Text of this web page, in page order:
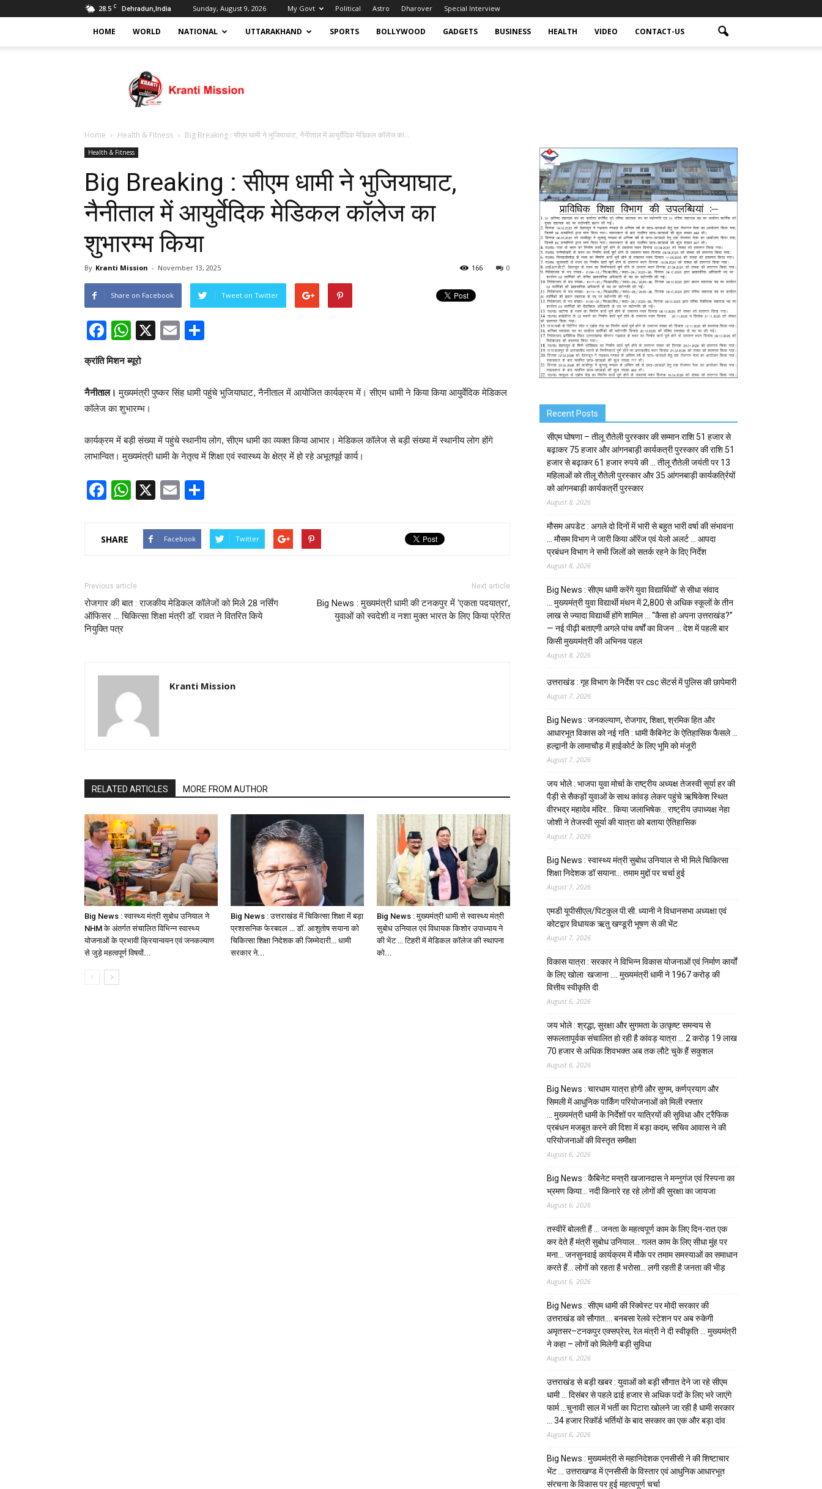
28.5 C Dehradun,India Sunday, August 9, 2026 My Govt Political Astro Dharover Special Interview
HOME WORLD NATIONAL UTTARAKHAND SPORTS BOLLYWOOD GADGETS BUSINESS HEALTH VIDEO CONTACT-US
mission
Home Health & Fitness Big Breaking : सीएम धामी ने भुजियाघाट, नैनीताल में आयुर्वेदिक मेडिकल कॉलेज का...
Health & Fitness
Big Breaking : सीएम धामी ने भुजियाघाट,
नैनीताल में आयुर्वेदिक मेडिकल कॉलेज का
शुभारम्भ किया
By Kranti Mission - November 13, 2025 0
166
Share on Facebook Tweet on Twitter
Facebook
WhatsApp
X Email
क्रांति मिशन ब्यूरो
नैनीताल। मुख्यमंत्री पुष्कर सिंह धामी पहुंचे भुजियाघाट, नैनीताल में आयोजित कार्यक्रम में। सीएम धामी ने किया किया आयुर्वेदिक मेडिकल
कॉलेज का शुभारम्भ।
कार्यक्रम में बड़ी संख्या में पहुंचे स्थानीय लोग, सीएम धामी का व्यक्त किया आभार। मेडिकल कॉलेज से बड़ी संख्या में स्थानीय लोग होंगे
लाभान्वित। मुख्यमंत्री धामी के नेतृत्व में शिक्षा एवं स्वास्थ्य के क्षेत्र में हो रहे अभूतपूर्व कार्य।
Facebook
WhatsApp
X Email
SHARE Facebook Twitter
Previous article
रोजगार की बात : राजकीय मेडिकल कॉलेजों को मिले 28 नर्सिंग
ऑफिसर … चिकित्सा शिक्षा मंत्री डॉ. रावत ने वितरित किये
नियुक्ति पत्र
Next article
Big News : मुख्यमंत्री धामी की टनकपुर में ‘एकता पदयात्रा’,
युवाओं को स्वदेशी व नशा मुक्त भारत के लिए किया प्रेरित
Kranti Mission
RELATED ARTICLES MORE FROM AUTHOR
Big News : स्वास्थ्य मंत्री सुबोध उनियाल ने
NHM के अंतर्गत संचालित विभिन्न स्वास्थ्य
योजनाओं के प्रभावी क्रियान्वयन एवं जनकल्याण
से जुड़े महत्वपूर्ण विषयों...
Big News : उत्तराखंड में चिकित्सा शिक्षा में बड़ा
प्रशासनिक फेरबदल … डॉ. आशुतोष सयाना को
चिकित्सा शिक्षा निदेशक की जिम्मेदारी… धामी
सरकार ने...
Big News : मुख्यमंत्री धामी से स्वास्थ्य मंत्री
सुबोध उनियाल एवं विधायक किशोर उपाध्याय ने
की भेंट … टिहरी में मेडिकल कॉलेज की स्थापना
को...
Recent Posts
सीएम घोषणा – तीलू रौतेली पुरस्कार की सम्मान राशि 51 हजार से
बढ़ाकर 75 हजार और आंगनबाड़ी कार्यकत्री पुरस्कार की राशि 51
हजार से बढ़ाकर 61 हजार रुपये की … तीलू रौतेली जयंती पर 13
महिलाओं को तीलू रौतेली पुरस्कार और 35 आंगनबाड़ी कार्यकर्त्रियों
को आंगनबाड़ी कार्यकर्त्री पुरस्कार
August 8, 2026
मौसम अपडेट : अगले दो दिनों में भारी से बहुत भारी वर्षा की संभावना
… मौसम विभाग ने जारी किया ऑरेंज एवं येलो अलर्ट … आपदा
प्रबंधन विभाग ने सभी जिलों को सतर्क रहने के दिए निर्देश
August 8, 2026
Big News : सीएम धामी करेंगे युवा विद्यार्थियों’ से सीधा संवाद
… मुख्यमंत्री युवा विद्यार्थी मंथन में 2,800 से अधिक स्कूलों के तीन
लाख से ज्यादा विद्यार्थी होंगे शामिल … “कैसा हो अपना उत्तराखंड?”
— नई पीढ़ी बताएगी अगले पांच वर्षों का विजन … देश में पहली बार
किसी मुख्यमंत्री की अभिनव पहल
August 8, 2026
उत्तराखंड : गृह विभाग के निर्देश पर csc सेंटर्स में पुलिस की छापेमारी
August 7, 2026
Big News : जनकल्याण, रोजगार, शिक्षा, श्रमिक हित और
आधारभूत विकास को नई गति : धामी कैबिनेट के ऐतिहासिक फैसले …
हल्द्वानी के लामाचौड़ में हाईकोर्ट के लिए भूमि को मंजूरी
August 7, 2026
जय भोले : भाजपा युवा मोर्चा के राष्ट्रीय अध्यक्ष तेजस्वी सूर्या हर की
पैड़ी से सैकड़ों युवाओं के साथ कांवड़ लेकर पहुंचे ऋषिकेश स्थित
वीरभद्र महादेव मंदिर… किया जलाभिषेक… राष्ट्रीय उपाध्यक्ष नेहा
जोशी ने तेजस्वी सूर्या की यात्रा को बताया ऐतिहासिक
August 7, 2026
Big News : स्वास्थ्य मंत्री सुबोध उनियाल से भी मिले चिकित्सा
शिक्षा निदेशक डॉ सयाना… तमाम मुद्दों पर चर्चा हुई
August 7, 2026
एमडी यूपीसीएल/पिटकुल पी.सी. ध्यानी ने विधानसभा अध्यक्षा एवं
कोटद्वार विधायक ऋतु खण्डूरी भूषण से की भेंट
August 7, 2026
विकास यात्रा : सरकार ने विभिन्न विकास योजनाओं एवं निर्माण कार्यों
के लिए खोला खजाना …. मुख्यमंत्री धामी ने ₹1967 करोड़ की
वित्तीय स्वीकृति दी
August 6, 2026
जय भोले : श्रद्धा, सुरक्षा और सुगमता के उत्कृष्ट समन्वय से
सफलतापूर्वक संचालित हो रही है कांवड़ यात्रा … 2 करोड़ 19 लाख
70 हजार से अधिक शिवभक्त अब तक लौटे चुके हैं सकुशल
August 6, 2026
Big News : चारधाम यात्रा होगी और सुगम, कर्णप्रयाग और
सिमली में आधुनिक पार्किंग परियोजनाओं को मिली रफ्तार
… मुख्यमंत्री धामी के निर्देशों पर यात्रियों की सुविधा और ट्रैफिक
प्रबंधन मजबूत करने की दिशा में बड़ा कदम, सचिव आवास ने की
परियोजनाओं की विस्तृत समीक्षा
August 6, 2026
Big News : कैबिनेट मन्त्री खजानदास ने मन्नुगंज एवं रिस्पना का
भ्रमण किया… नदी किनारे रह रहे लोगों की सुरक्षा का जायजा
August 6, 2026
तस्वीरें बोलती हैं … जनता के महत्वपूर्ण काम के लिए दिन-रात एक
कर देते हैं मंत्री सुबोध उनियाल… गलत काम के लिए सीधा मुंह पर
मना… जनसुनवाई कार्यक्रम में मौके पर तमाम समस्याओं का समाधान
करते हैं… लोगों को रहता है भरोसा… लगी रहती है जनता की भीड़
August 6, 2026
Big News : सीएम धामी की रिक्वेस्ट पर मोदी सरकार की
उत्तराखंड को सौगात…. बनबसा रेलवे स्टेशन पर अब रुकेगी
अमृतसर–टनकपुर एक्सप्रेस, रेल मंत्री ने दी स्वीकृति … मुख्यमंत्री
ने कहा – लोगों को मिलेगी बड़ी सुविधा
August 6, 2026
उत्तराखंड से बड़ी खबर : युवाओं को बड़ी सौगात देने जा रहे सीएम
धामी … दिसंबर से पहले ढाई हजार से अधिक पदों के लिए भरे जाएंगे
फार्म …चुनावी साल में भर्ती का पिटारा खोलने जा रही है धामी सरकार
… 34 हजार रिकॉर्ड भर्तियों के बाद सरकार का एक और बड़ा दांव
August 6, 2026
Big News : मुख्यमंत्री से महानिदेशक एनसीसी ने की शिष्टाचार
भेंट … उत्तराखण्ड में एनसीसी के विस्तार एवं आधुनिक आधारभूत
संरचना के विकास पर हुई महत्वपूर्ण चर्चा